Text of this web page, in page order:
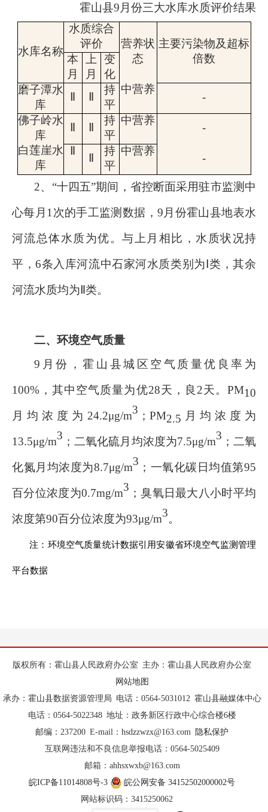
霍山县9 月份三大水库水质评价结果
水库名称
水质综合
评价
营养状
态
主要污染物及超标
倍数
本
月
上
月
变
化
磨子潭水
库
Ⅱ Ⅱ
持
平
中营养
-
佛子岭水
库
Ⅱ Ⅱ
持
平
中营养
-
白莲崖水
库
Ⅱ
Ⅱ
持
平
中营养
-
2、“十四五”期间， 省控断面采用驻市监测中
心每月 1 次的手工监测数据， 9 月份霍山县地表水
河流总体水质为优。与上月相比， 水质状况持
平，6条入库河流中石家河水质类别为Ⅰ类，其余
河流水质均为Ⅱ类。
二、环境空气质量
9 月份，霍山县城区空气质量优良率为
100% ，其中空气质量为优28天，良 2天。PM10
月均浓度为 24.2μg/m3 ； PM2.5 月均浓度为
13.5μg/m3 ；二氧化硫月均浓度为7.5μg/m3 ；二氧
化氮月均浓度为8.7μg/m3 ；一氧化碳日均值第95
百分位浓度为0.7mg/m3 ；臭氧日最大八小时平均
浓度第90百分位浓度为93μg/m3。
注：环境空气质量统计数据引用安徽省环境空气监测管理
平台数据
版权所有：霍山县人民政府办公室 主办：霍山县人民政府办公室
网站地图
承办：霍山县数据资源管理局 电话：0564-5031012 霍山县融媒体中心
电话：0564-5022348 地址：政务新区行政中心综合楼6楼
邮编：237200 E-mail：hsdzzwzx@163.com
隐私保护
互联网违法和不良信息举报电话：0564-5025409
邮箱：ahhsxwxb@163.com
皖ICP备11014808号-3
皖公网安备 34152502000002号
网站标识码：3415250062